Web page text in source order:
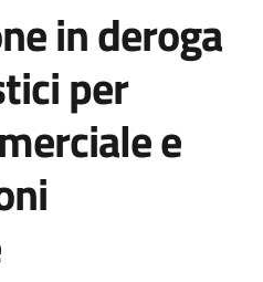
in deroga
per
e